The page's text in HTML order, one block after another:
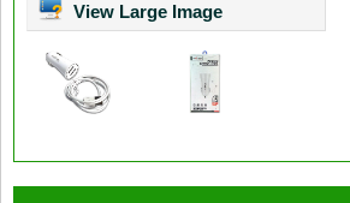
View Large Image